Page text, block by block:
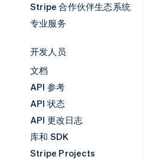
Stripe 合作伙伴生态系统
专业服务
开发人员
文档
API 参考
API 状态
API 更改日志
库和 SDK
Stripe Projects